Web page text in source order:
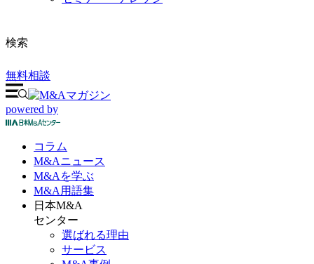
検索
無料相談
powered by
コラム
M&Aニュース
M&Aを学ぶ
M&A 用語集
日本M&A
センター
選ばれる理由
サービス